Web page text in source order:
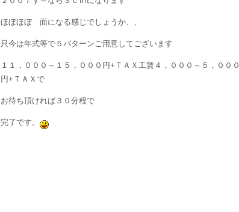
ほぼほぼ 面になる感じでしょうか、、
只今は年式等で５パターンご用意してございます
１１，０００～１５，０００円+ＴＡＸ工賃４，０００～５，０００
円+ＴＡＸで
お待ち頂ければ３０分程で
完了です。